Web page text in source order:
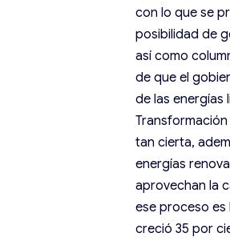
con lo que se
posibilidad de
así como
de que el
de las energías
tan cierta,
energías
aprovechan la
ese proceso es
creció 35 por